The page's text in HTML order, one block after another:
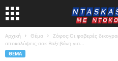
Αρχική Θέμα
Ζόφος:Οι φοβερές
αποκαλύψεις-σοκ Βαξεβάνη για...
ΘΈΜΑ